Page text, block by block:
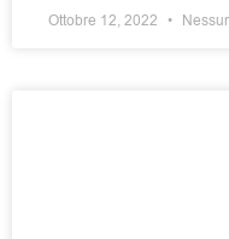
Ottobre 12, 2022